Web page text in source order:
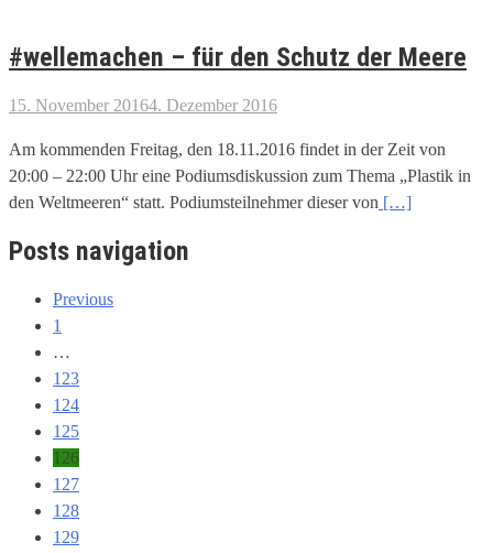
#wellemachen – für den Schutz der Meere
15. November 20164. Dezember 2016
Am kommenden Freitag, den 18.11.2016 findet in der Zeit von
20:00 – 22:00 Uhr eine Podiumsdiskussion zum Thema „Plastik in
den Weltmeeren“ statt. Podiumsteilnehmer dieser von […]
Posts navigation
Previous
1
…
123
124
125
126
127
128
129